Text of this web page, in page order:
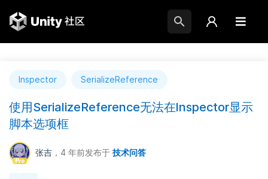
lnspector SerializeReference
使用SerializeReference无法在lnspector显示
脚本选项框
张吉 ，4 年前发布于 技术问答